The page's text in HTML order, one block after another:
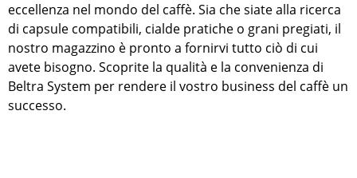
eccellenza nel mondo del caffè. Sia che siate alla ricerca
di capsule compatibili, cialde pratiche o grani pregiati, il
nostro magazzino è pronto a fornirvi tutto ciò di cui
avete bisogno. Scoprite la qualità e la convenienza di
Beltra System per rendere il vostro business del caffè un
successo.